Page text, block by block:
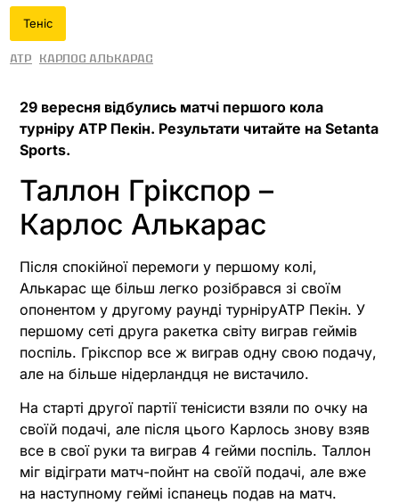
Теніс
ATP Карлос Алькарас
29 вересня відбулись матчі першого кола
турніру ATP Пекін. Результати читайте на Setanta
Sports.
Таллон Грікспор –
Карлос Алькарас
Після спокійної перемоги у першому колі,
Алькарас ще більш легко розібрався зі своїм
опонентом у другому раунді турніруATP Пекін. У
першому сеті друга ракетка світу виграв геймів
поспіль. Грікспор все ж виграв одну свою подачу,
але на більше нідерландця не вистачило.
На старті другої партії тенісисти взяли по очку на
своїй подачі, але після цього Карлось знову взяв
все в свої руки та виграв 4 гейми поспіль. Таллон
міг відіграти матч-пойнт на своїй подачі, але вже
на наступному геймі іспанець подав на матч.